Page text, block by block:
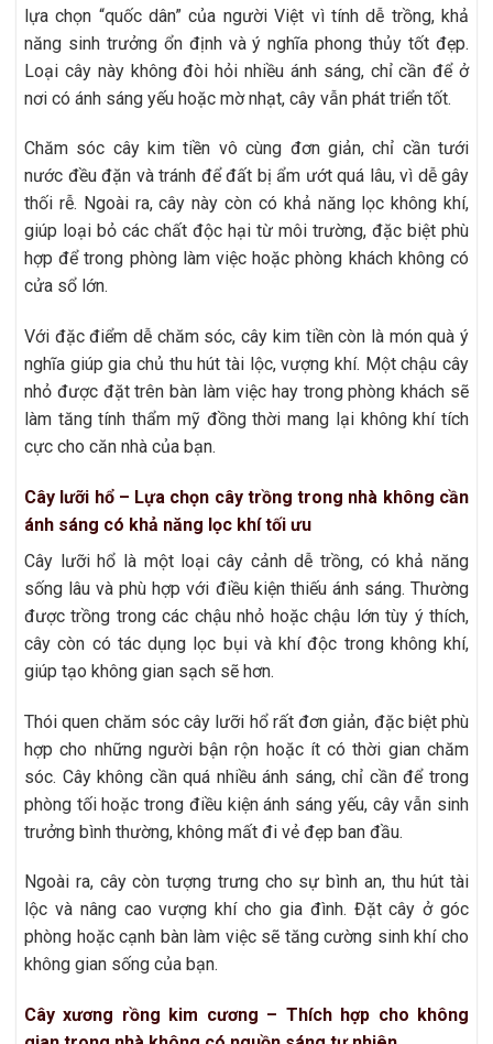
lựa chọn “quốc dân” của người Việt vì tính dễ trồng, khả
năng sinh trưởng ổn định và ý nghĩa phong thủy tốt đẹp.
Loại cây này không đòi hỏi nhiều ánh sáng, chỉ cần để ở
nơi có ánh sáng yếu hoặc mờ nhạt, cây vẫn phát triển tốt.
Chăm sóc cây kim tiền vô cùng đơn giản, chỉ cần tưới
nước đều đặn và tránh để đất bị ẩm ướt quá lâu, vì dễ gây
thối rễ. Ngoài ra, cây này còn có khả năng lọc không khí,
giúp loại bỏ các chất độc hại từ môi trường, đặc biệt phù
hợp để trong phòng làm việc hoặc phòng khách không có
cửa sổ lớn.
Với đặc điểm dễ chăm sóc, cây kim tiền còn là món quà ý
nghĩa giúp gia chủ thu hút tài lộc, vượng khí. Một chậu cây
nhỏ được đặt trên bàn làm việc hay trong phòng khách sẽ
làm tăng tính thẩm mỹ đồng thời mang lại không khí tích
cực cho căn nhà của bạn.
Cây lưỡi hổ – Lựa chọn cây trồng trong nhà không cần
ánh sáng có khả năng lọc khí tối ưu
Cây lưỡi hổ là một loại cây cảnh dễ trồng, có khả năng
sống lâu và phù hợp với điều kiện thiếu ánh sáng. Thường
được trồng trong các chậu nhỏ hoặc chậu lớn tùy ý thích,
cây còn có tác dụng lọc bụi và khí độc trong không khí,
giúp tạo không gian sạch sẽ hơn.
Thói quen chăm sóc cây lưỡi hổ rất đơn giản, đặc biệt phù
hợp cho những người bận rộn hoặc ít có thời gian chăm
sóc. Cây không cần quá nhiều ánh sáng, chỉ cần để trong
phòng tối hoặc trong điều kiện ánh sáng yếu, cây vẫn sinh
trưởng bình thường, không mất đi vẻ đẹp ban đầu.
Ngoài ra, cây còn tượng trưng cho sự bình an, thu hút tài
lộc và nâng cao vượng khí cho gia đình. Đặt cây ở góc
phòng hoặc cạnh bàn làm việc sẽ tăng cường sinh khí cho
không gian sống của bạn.
Cây xương rồng kim cương – Thích hợp cho không